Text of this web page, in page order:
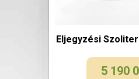
Eljegyzési
5 190